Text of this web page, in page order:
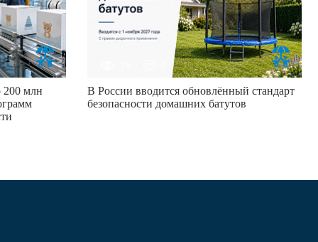
млн
В России вводится обновлённый стандарт
безопасности домашних батутов